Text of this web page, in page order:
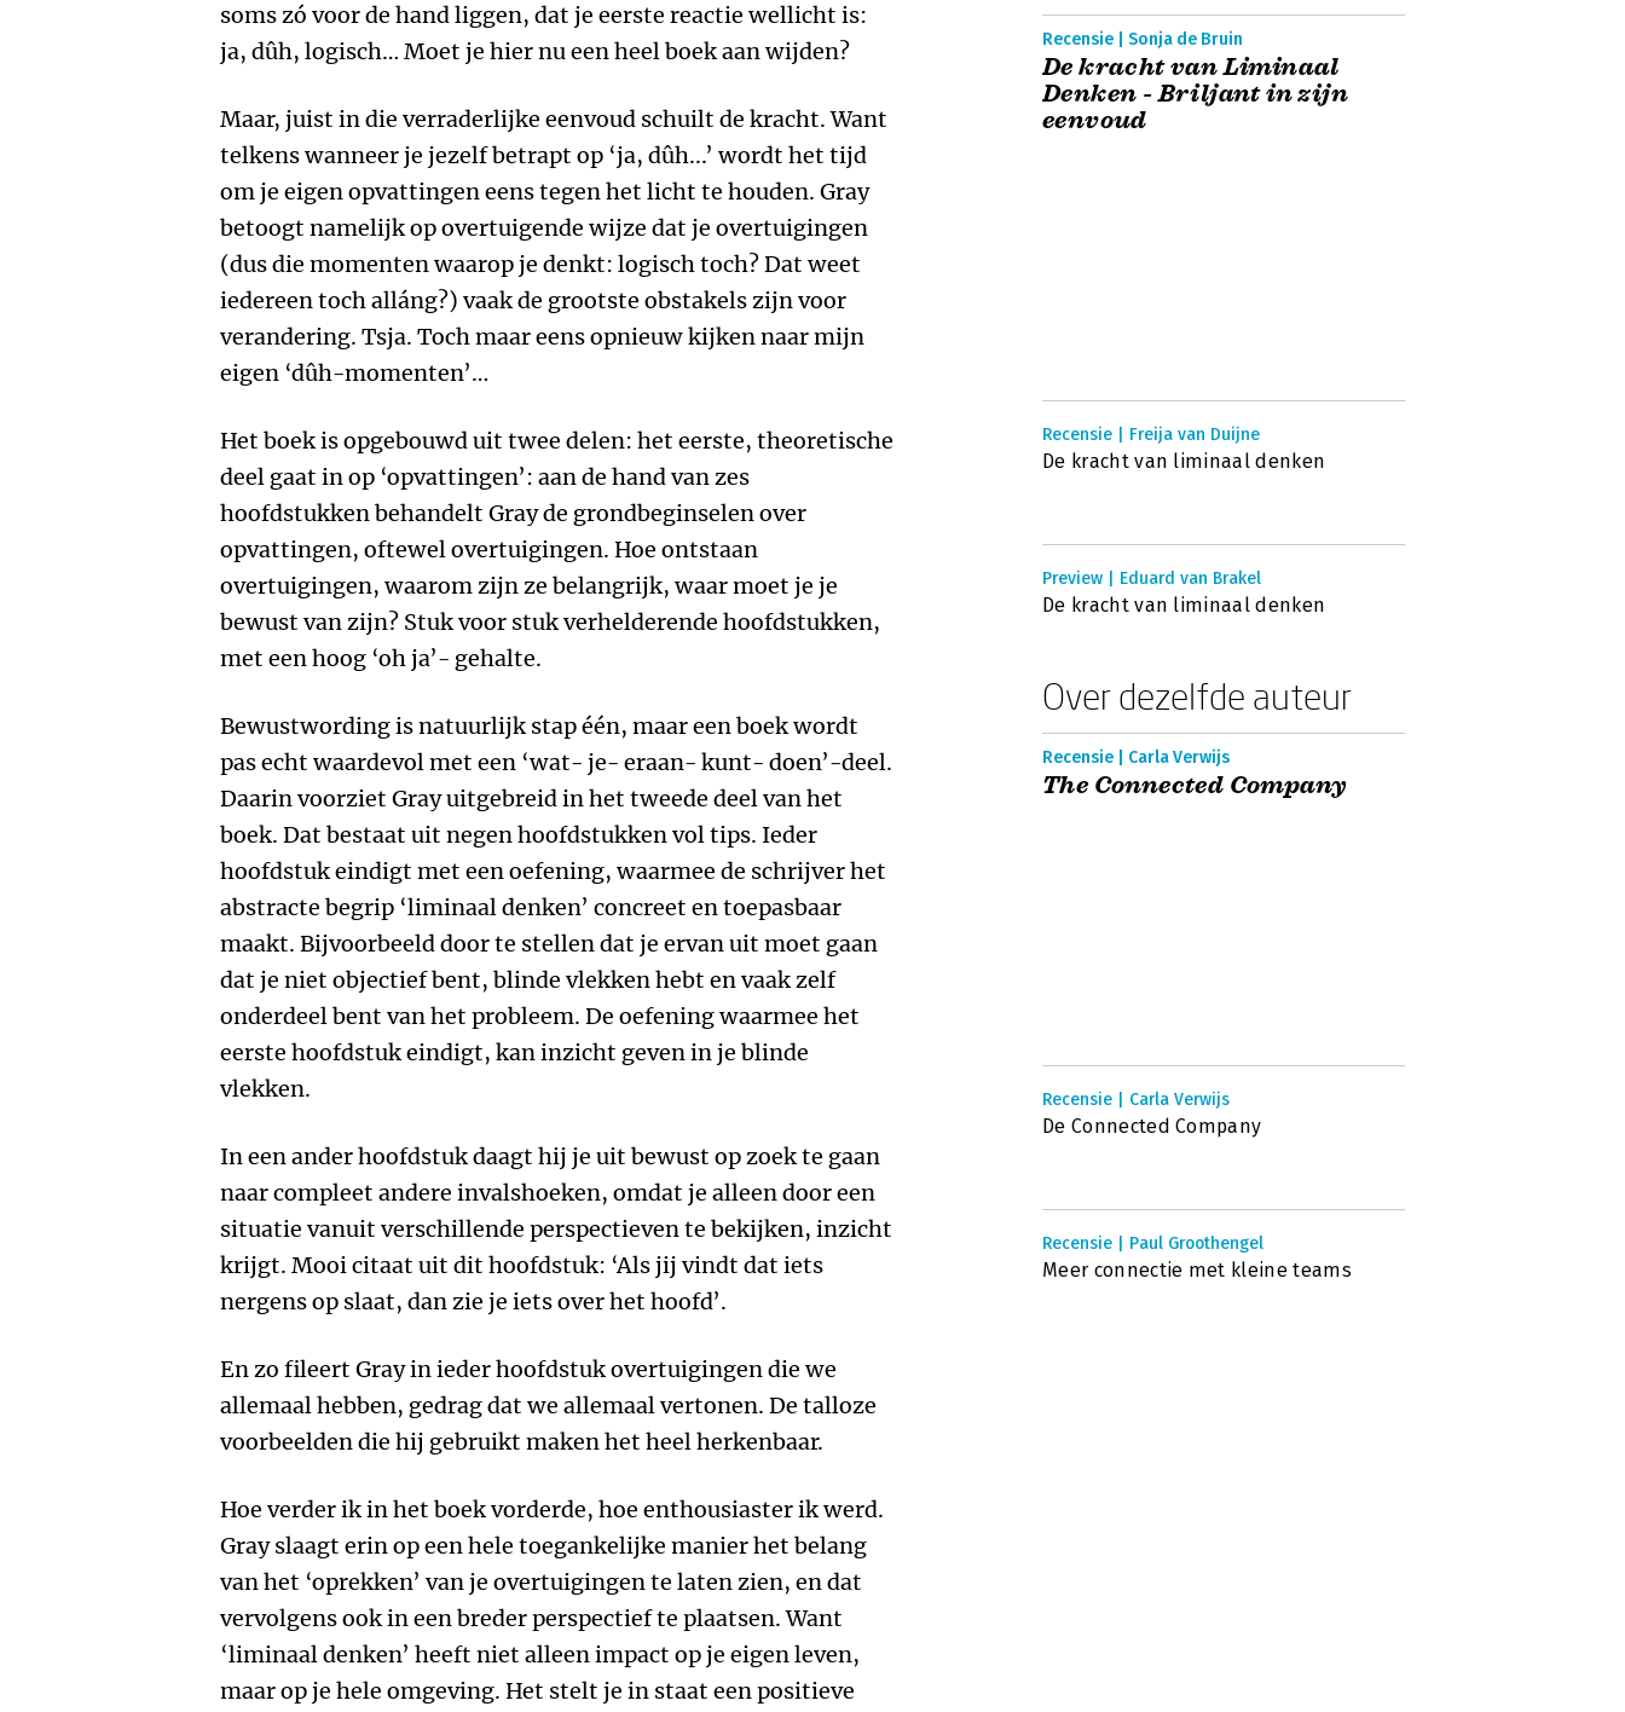
soms zó voor de hand liggen, dat je eerste reactie wellicht is:
ja, dûh, logisch… Moet je hier nu een heel boek aan wijden?
Maar, juist in die verraderlijke eenvoud schuilt de kracht. Want
telkens wanneer je jezelf betrapt op ‘ja, dûh...’ wordt het tijd
om je eigen opvattingen eens tegen het licht te houden. Gray
betoogt namelijk op overtuigende wijze dat je overtuigingen
(dus die momenten waarop je denkt: logisch toch? Dat weet
iedereen toch alláng?) vaak de grootste obstakels zijn voor
verandering. Tsja. Toch maar eens opnieuw kijken naar mijn
eigen ‘dûh-momenten’…
Het boek is opgebouwd uit twee delen: het eerste, theoretische
deel gaat in op ‘opvattingen’: aan de hand van zes
hoofdstukken behandelt Gray de grondbeginselen over
opvattingen, oftewel overtuigingen. Hoe ontstaan
overtuigingen, waarom zijn ze belangrijk, waar moet je je
bewust van zijn? Stuk voor stuk verhelderende hoofdstukken,
met een hoog ‘oh ja’- gehalte.
Bewustwording is natuurlijk stap één, maar een boek wordt
pas echt waardevol met een ‘wat- je- eraan- kunt- doen’-deel.
Daarin voorziet Gray uitgebreid in het tweede deel van het
boek. Dat bestaat uit negen hoofdstukken vol tips. Ieder
hoofdstuk eindigt met een oefening, waarmee de schrijver het
abstracte begrip ‘liminaal denken’ concreet en toepasbaar
maakt. Bijvoorbeeld door te stellen dat je ervan uit moet gaan
dat je niet objectief bent, blinde vlekken hebt en vaak zelf
onderdeel bent van het probleem. De oefening waarmee het
eerste hoofdstuk eindigt, kan inzicht geven in je blinde
vlekken.
In een ander hoofdstuk daagt hij je uit bewust op zoek te gaan
naar compleet andere invalshoeken, omdat je alleen door een
situatie vanuit verschillende perspectieven te bekijken, inzicht
krijgt. Mooi citaat uit dit hoofdstuk: ‘Als jij vindt dat iets
nergens op slaat, dan zie je iets over het hoofd’.
En zo fileert Gray in ieder hoofdstuk overtuigingen die we
allemaal hebben, gedrag dat we allemaal vertonen. De talloze
voorbeelden die hij gebruikt maken het heel herkenbaar.
Hoe verder ik in het boek vorderde, hoe enthousiaster ik werd.
Gray slaagt erin op een hele toegankelijke manier het belang
van het ‘oprekken’ van je overtuigingen te laten zien, en dat
vervolgens ook in een breder perspectief te plaatsen. Want
‘liminaal denken’ heeft niet alleen impact op je eigen leven,
maar op je hele omgeving. Het stelt je in staat een positieve
Recensie | Sonja de Bruin
De kracht van Liminaal
Denken - Briljant in zijn
eenvoud
Recensie | Freija van Duijne
De kracht van liminaal denken
Preview | Eduard van Brakel
De kracht van liminaal denken
Over dezelfde auteur
Recensie | Carla Verwijs
The Connected Company
Recensie | Carla Verwijs
De Connected Company
Recensie | Paul Groothengel
Meer connectie met kleine teams